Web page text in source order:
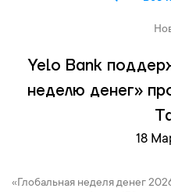
Yelo Bank
неделю денег»
18
«Глобальная неделя денег